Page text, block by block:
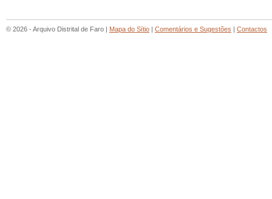
© 2026 - Arquivo Distrital de Faro | Mapa do Sítio Comentários e Sugestões Contactos